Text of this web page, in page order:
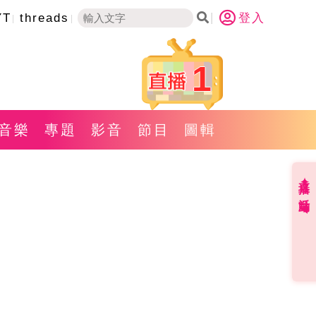
threads 登入
1
樂 專題 影音 節目 圖輯
直播✦活動